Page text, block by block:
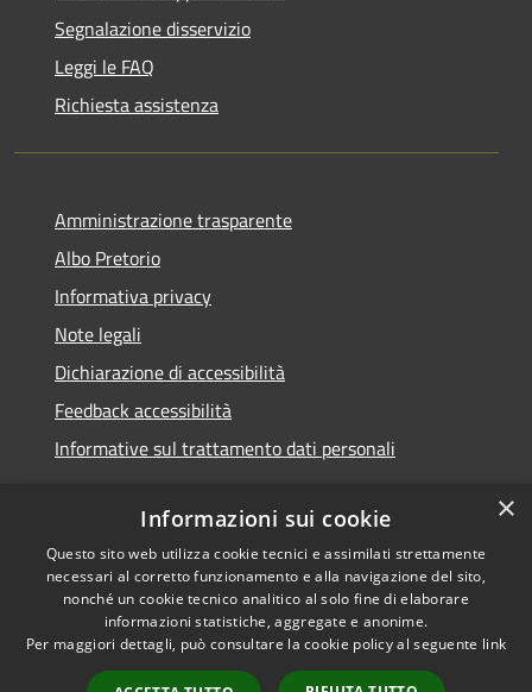
Segnalazione disservizio
Leggi le FAQ
Richiesta assistenza
Amministrazione trasparente
Albo Pretorio
Informativa privacy
Note legali
Dichiarazione di accessibilità
Feedback accessibilità
Informative sul trattamento dati personali
RSS
Accessibilità
Cookie
Mappa del sito
Copyright © 2026 • Comune di
Pioltello • Powered by
Municipium•Accesso
redazione
×
Informazioni sui cookie
Questo sito web utilizza cookie tecnici e assimilati strettamente
necessari al corretto funzionamento e alla navigazione del sito,
nonché un cookie tecnico analitico al solo fine di elaborare
informazioni statistiche, aggregate e anonime.
Per maggiori dettagli, può consultare la cookie policy al seguente link